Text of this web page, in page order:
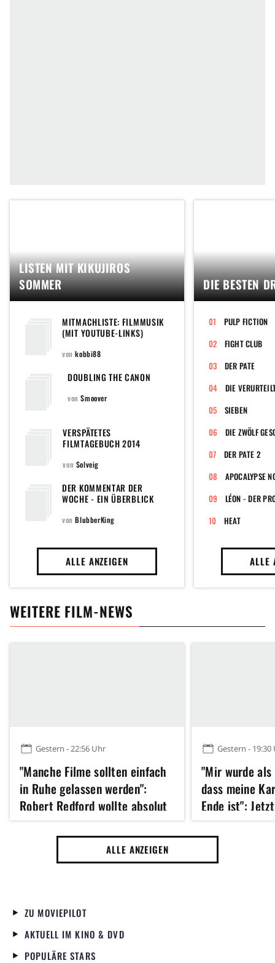
LISTEN MIT KIKUJIROS
SOMMER
MITMACHLISTE: FILMMUSIK
(MIT YOUTUBE-LINKS)
vonkobbi88
DOUBLING THE CANON
vonSmoover
VERSPÄTETES
FILMTAGEBUCH 2014
von Solveig
DER KOMMENTAR DER
WOCHE - EIN ÜBERBLICK
vonBlubberKing
ALLE ANZEIGEN
DIE BESTEN
PULP FICTION
FIGHT CLUB
DER PATE
DIE
SIEBEN
DIE ZWÖLF
DER PATE 2
APOCALYPSE
LÉON - DER
HEAT
ALLE
WEITERE FILM-NEWS
Gestern - 22:56 Uhr
"Manche Filme sollten einfach
in Ruhe gelassen werden":
Robert Redford wollte absolut
kein Remake dieses Klassikers
der 70er Jahre
Gestern - 19:30
"Mir wurde
dass meine
Ende ist":
Hathaway 43
Jahres gedreht
ALLE ANZEIGEN
ZU MOVIEPILOT
AKTUELL IM KINO & DVD
POPULÄRE STARS